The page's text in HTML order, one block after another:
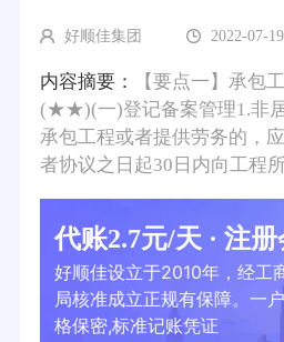
好顺佳集团 2022-07-
内容摘要：
【要点一】承包
(★★)(一)登记备案管理1.非
承包工程或者提供劳务的，
者协议之日起30日内向工程
代账2.7元/天 · 注
好顺佳设立于2010年，经工
局核准成立正规有保障。一
格保密,标准记账凭证